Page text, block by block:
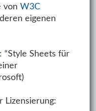
von W3C
eigenen
: “Style Sheets für
Lizensierung: